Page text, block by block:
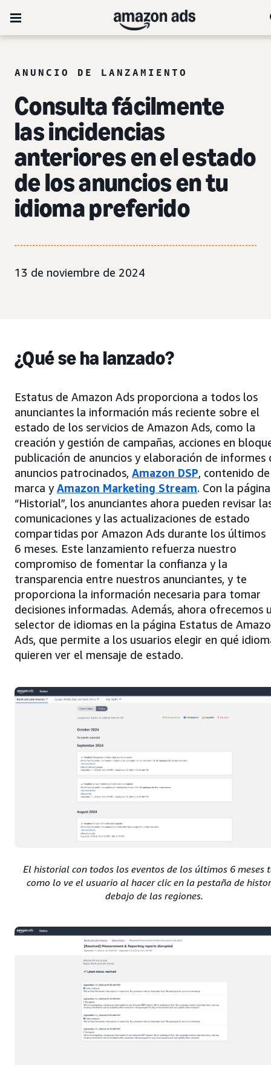
ANUNCIO DE LANZAMIENTO
Consulta fácilmente
las incidencias
anteriores en el estado
de los anuncios en tu
idioma preferido
13 de noviembre de 2024
¿Qué se ha lanzado?
Estatus de Amazon Ads proporciona a todos los
anunciantes la información más reciente sobre el
estado de los servicios de Amazon Ads, como la
creación y gestión de campañas, acciones en
publicación de anuncios y elaboración de informes
anuncios patrocinados, Amazon DSP, contenido de
marca yAmazon Marketing Stream. Con la página
“Historial”, los anunciantes ahora pueden revisar
comunicaciones y las actualizaciones de estado
compartidas por Amazon Ads durante los últimos
6 meses. Este lanzamiento refuerza nuestro
compromiso de fomentar la confianza y la
transparencia entre nuestros anunciantes, y te
proporciona la información necesaria para tomar
decisiones informadas. Además, ahora ofrecemos
selector de idiomas en la página Estatus de
Ads, que permite a los usuarios elegir en qué
quieren ver el mensaje de estado.
El historial con todos los eventos de los últimos 6 meses
como lo ve el usuario al hacer clic en la pestaña de
debajo de las regiones.